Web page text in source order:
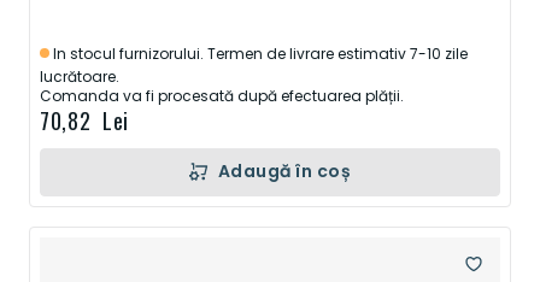
In stocul furnizorului. Termen de livrare estimativ 7-10 zile
lucrătoare.
Comanda va fi procesată după efectuarea plății.
70,82 Lei
Adaugă în coș